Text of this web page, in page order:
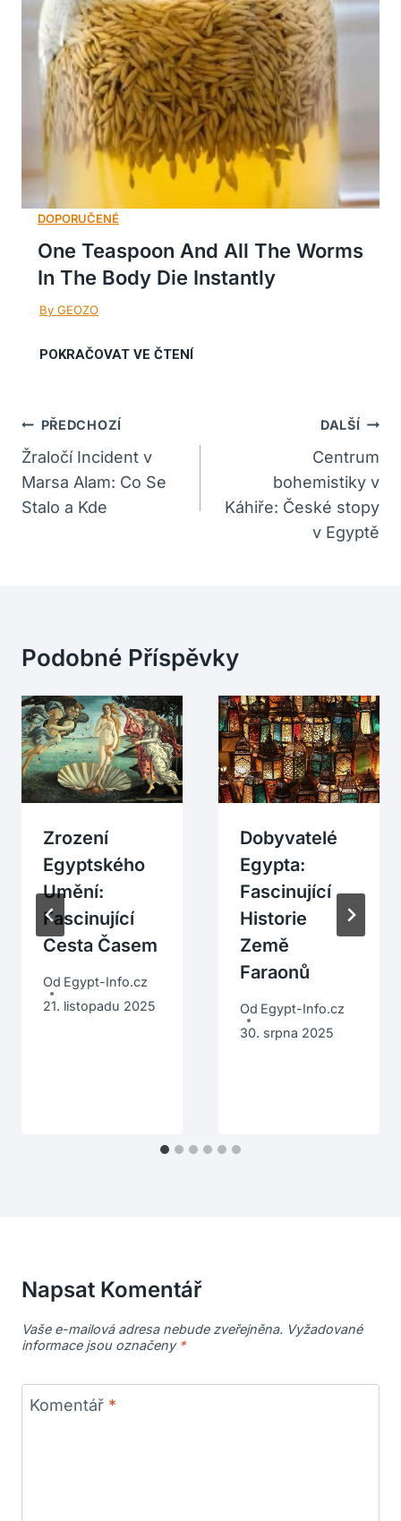
One Teaspoon And All The Worms
In The Body Die Instantly
Navigace
Pro
Příspěvek
PŘEDCHOZÍ
Žraločí Incident v
Marsa Alam: Co Se
Stalo a Kde
DALŠÍ
Centrum
bohemistiky v
Káhiře: České stopy
v Egyptě
Podobné Příspěvky
Zrození
Egyptského
Umění:
Fascinující
Cesta Časem
Od Egypt-Info.cz
21. listopadu 2025
Dobyvatelé
Egypta:
Fascinující
Historie
Země
Faraonů
Od Egypt-Info.cz
30. srpna 2025
Napsat Komentář
Vaše e-mailová adresa nebude zveřejněna. Vyžadované
informace jsou označeny *
Komentář *